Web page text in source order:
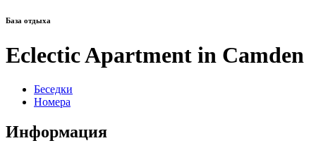
База отдыха
Eclectic Apartment in Camden
Беседки
Номера
Информация